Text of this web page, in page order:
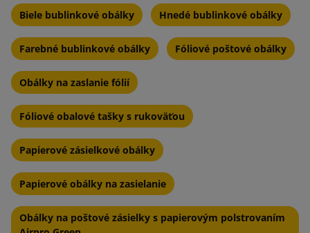
Biele bublinkové obálky Hnedé bublinkové obálky
Farebné bublinkové obálky Fóliové poštové obálky
Obálky na zaslanie fólií
Fóliové obalové tašky s rukoväťou
Papierové zásielkové obálky
Papierové obálky na zasielanie
Obálky na poštové zásielky s papierovým polstrovaním